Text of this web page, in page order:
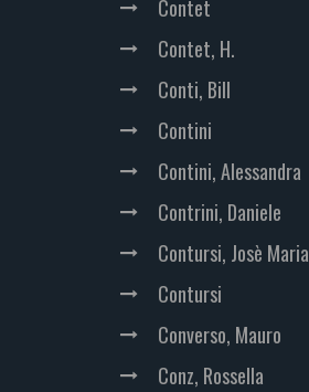
Contet
Contet, H.
Conti, Bill
Contini
Contini, Alessandra
Contrini, Daniele
Contursi, Josè Maria
Contursi
Converso, Mauro
Conz, Rossella